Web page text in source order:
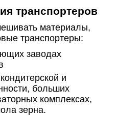
транспортеров
материалы,
транспортеры:
заводах
и
больших
комплексах,
зерна.